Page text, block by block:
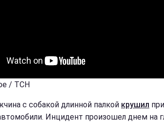
/ ТСН
с собакой длинной палкой крушил
Инцидент произошел днем на